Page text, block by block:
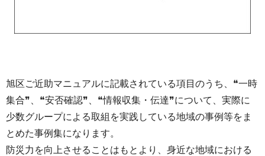
旭区ご近助マニュアルに記載されている項目のうち、❝一時
集合❞、❝安否確認❞、❝情報収集・伝達❞について、実際に
少数グループによる取組を実践している地域の事例等をま
とめた事例集になります。
防災力を向上させることはもとより、身近な地域における